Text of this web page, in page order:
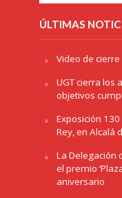
ÚLTIMAS
Video de
UGT cierra los
objetivos
Exposición
Rey, en Alcalá
La Delegación
el premio
aniversario